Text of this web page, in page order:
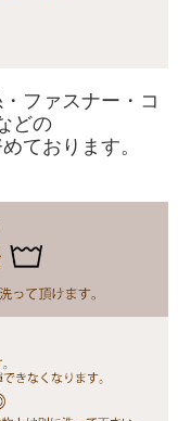
ファスナー・コ
どの
ております。